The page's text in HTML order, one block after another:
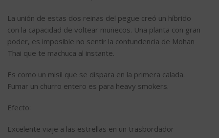
La unión de estas dos reinas del pegue creó un híbrido
con la capacidad de voltear muñecos. Una planta con gran
poder, es imposible no sentir la contundencia de Mohan
Thai que te machuca al instante.
Es como un misil que se dispara en la primera calada.
Fumar un churro entero es para heavy smokers.
Efecto:
Excelente viaje a las estrellas en un trasbordador